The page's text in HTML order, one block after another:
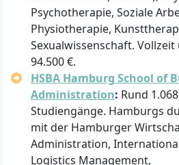
Psychotherapie, Soziale
Physiotherapie,
Sexualwissenschaft.
94.500 €.
HSBA Hamburg School of
Administration: Rund
Studiengänge. Hamburgs
mit der Hamburger
Administration,
Logistics Management,